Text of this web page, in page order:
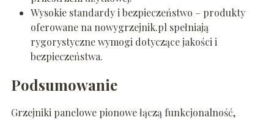
Wysokie standardy i bezpieczeństwo – produkty
oferowane na nowygrzejnik.pl spełniają
rygorystyczne wymogi dotyczące jakości i
bezpieczeństwa.
Podsumowanie
Grzejniki panelowe pionowe łączą funkcjonalność,